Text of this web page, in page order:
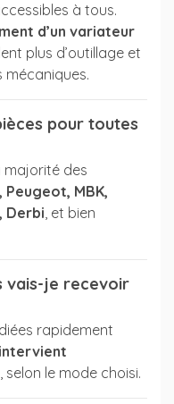
(3 avis)
à tous.
d’un variateur
plus d’outillage et
mécaniques.
pour toutes
majorité des
Peugeot, MBK,
Derbi, et bien
vais-je recevoir
rapidement
, selon le mode choisi.